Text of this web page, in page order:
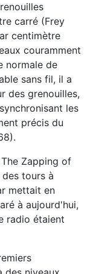
carré (Frey
centimètre
couramment
normale de
sans fil, il a
des grenouilles,
les
précis du
The Zapping of
tours à
mettait en
à aujourd'hui,
radio étaient